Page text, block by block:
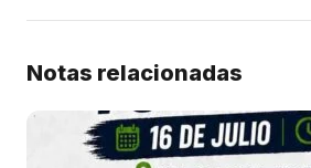
Notas relacionadas